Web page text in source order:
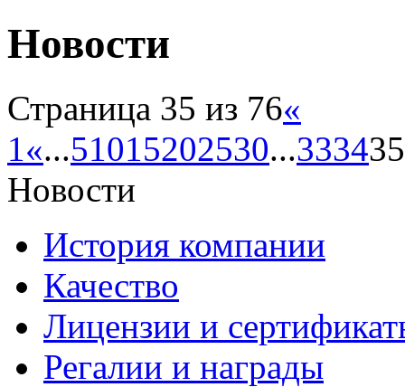
Новости
Страница 35 из 76«
1«...51015202530...333435
Новости
История компании
Качество
Лицензии и
Регалии и награды